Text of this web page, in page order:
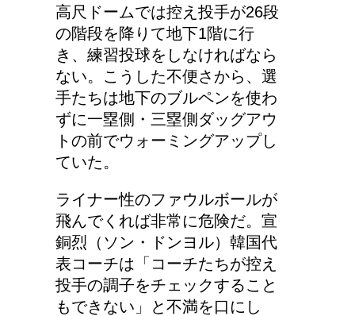
副交感神経が優位だと、
気管支はどうなるの？
兄弟姉妹をうまく使い分
方まとめ
豆乳と納豆では、栄養の
何が違うの？
高尺ドームでは控え投手が26段
の階段を降りて地下1階に行
き、練習投球をしなければなら
ない。こうした不便さから、選
手たちは地下のブルペンを使わ
ずに一塁側・三塁側ダッグアウ
トの前でウォーミングアップし
ていた。
ライナー性のファウルボールが
飛んでくれば非常に危険だ。宣
銅烈（ソン・ドンヨル）韓国代
表コーチは「コーチたちが控え
投手の調子をチェックすること
もできない」と不満を口にし